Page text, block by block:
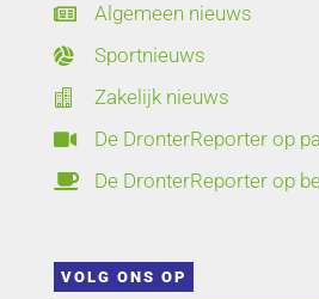
 Algemeen nieuws
 Sportnieuws
 Zakelijk nieuws
 De DronterReporter op
 De DronterReporter op
VOLG ONS OP